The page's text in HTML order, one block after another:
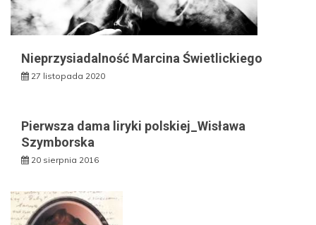
Nieprzysiadalność Marcina Świetlickiego
27 listopada 2020
Pierwsza dama liryki polskiej_Wisława
Szymborska
20 sierpnia 2016